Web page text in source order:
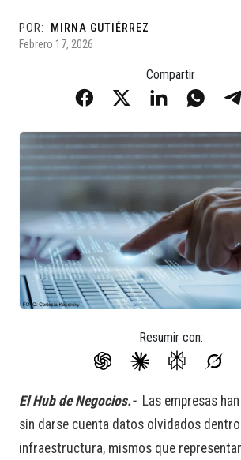
POR:
MIRNA GUTIÉRREZ
Febrero 17, 2026
Compartir
Resumir con:
El Hub de Negocios.- Las empresas
sin darse cuenta datos olvidados
infraestructura, mismos que